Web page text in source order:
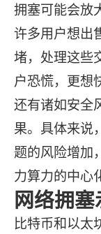
拥塞可能会放
许多用户想出
堵，处理这些
户恐慌，更想
还有诸如安全
果。具体来说
题的风险增加
力算力的中心
网络拥塞
比特币和以太